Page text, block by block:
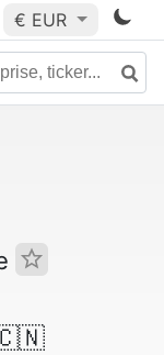
€ EUR